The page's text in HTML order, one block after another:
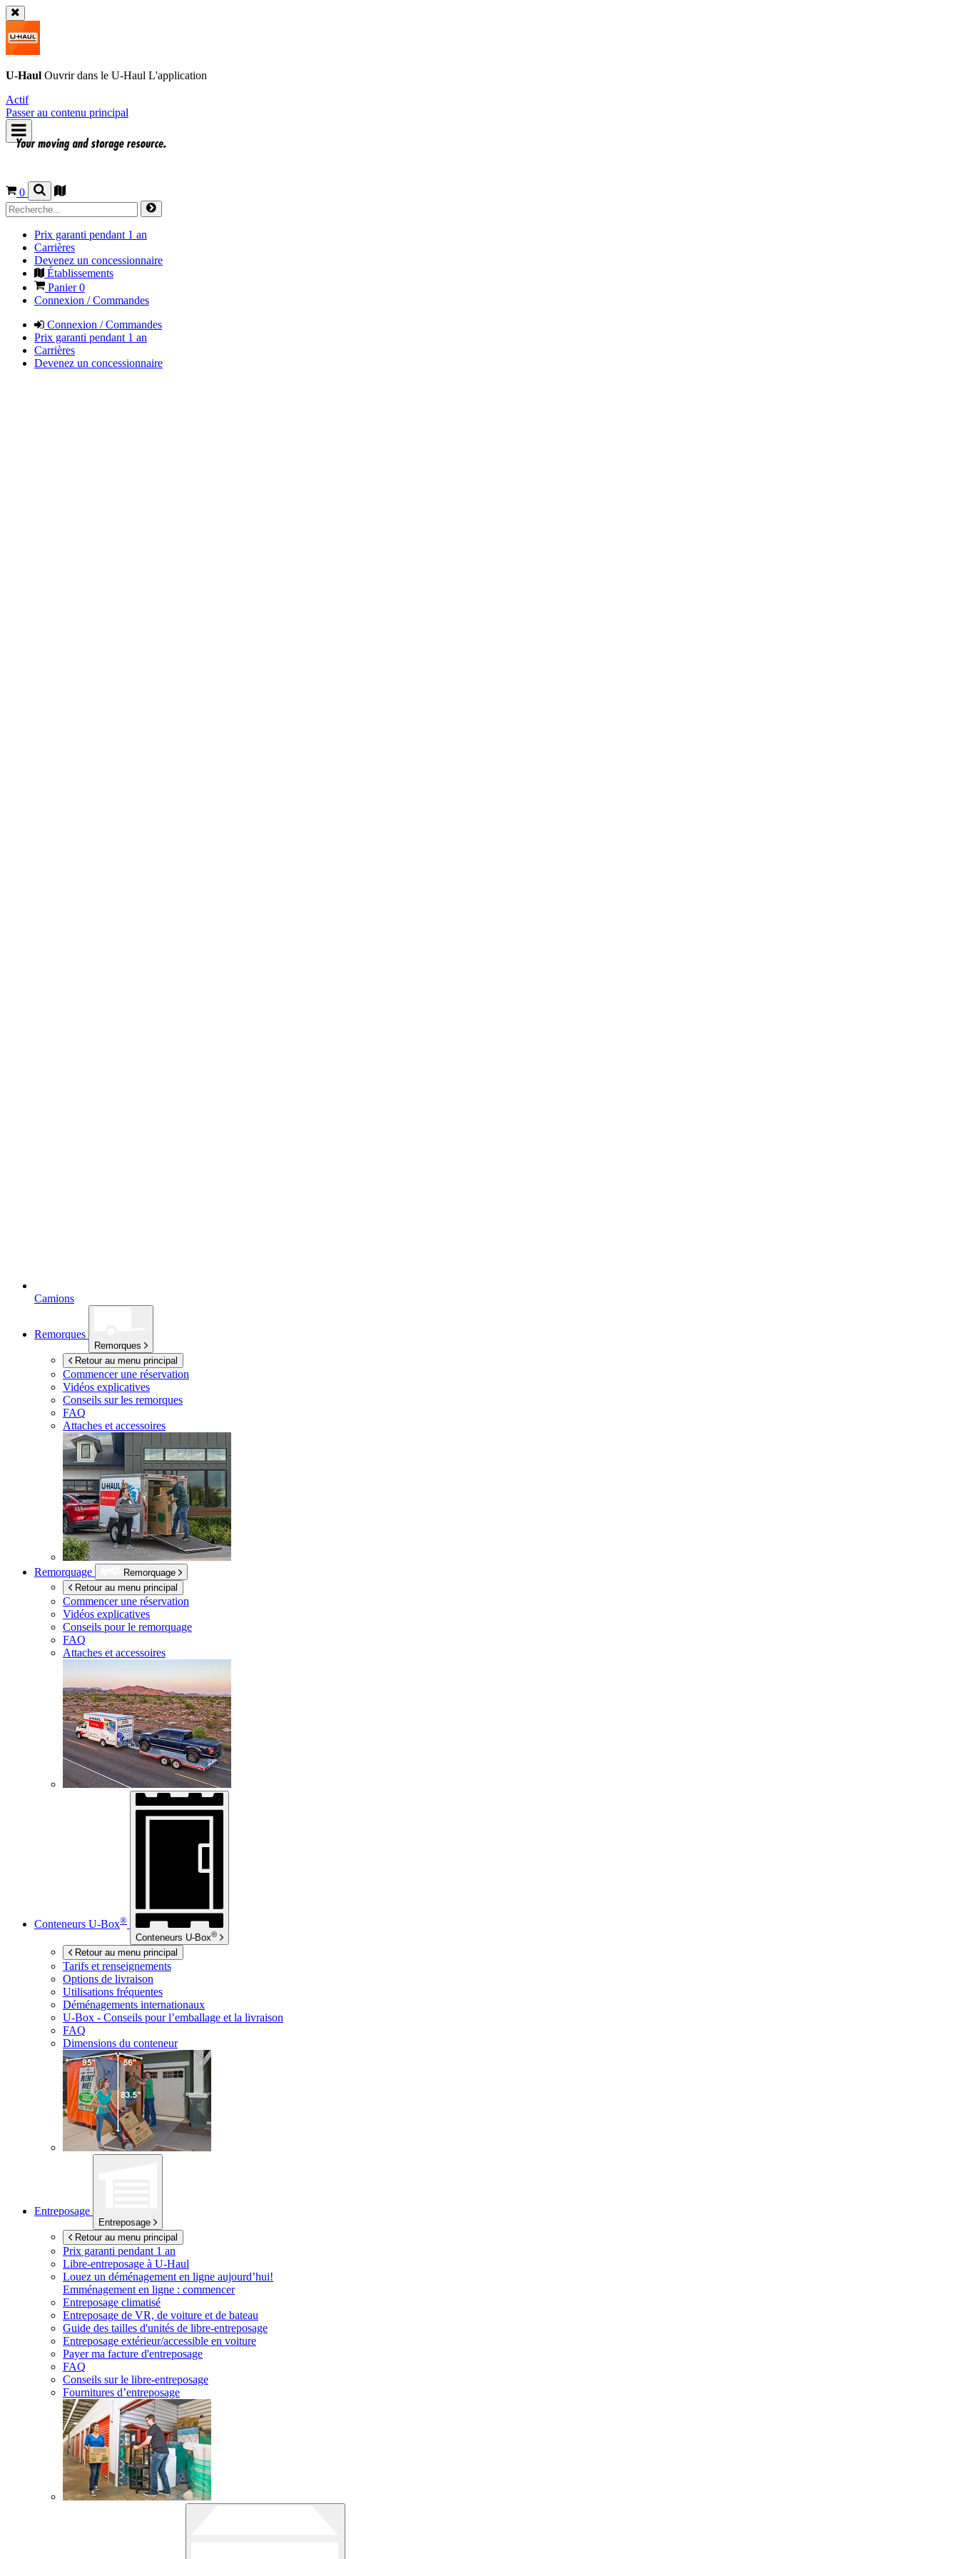
U-Haul Ouvrir dans le U-Haul L'application
Actif
Passer au contenu principal
0
Prix garanti pendant 1 an
Carrières
Devenez un concessionnaire
Établissements
Panier0
Connexion / Commandes
Connexion / Commandes
Prix garanti pendant 1 an
Carrières
Devenez un concessionnaire
Camions
Remorques
Remorques
Retour au menu principal
Commencer une réservation
Vidéos explicatives
Conseils sur les remorques
FAQ
Attaches et accessoires
Remorquage
Remorquage
Retour au menu principal
Commencer une réservation
Vidéos explicatives
Conseils pour le remorquage
FAQ
Attaches et accessoires
Conteneurs U-Box®
Conteneurs U-Box®
Retour au menu principal
Tarifs et renseignements
Options de livraison
Utilisations fréquentes
Déménagements internationaux
U-Box - Conseils pour l’emballage et la livraison
FAQ
Dimensions du conteneur
Entreposage
Entreposage
Retour au menu principal
Prix garanti pendant 1 an
Libre-entreposage à U-Haul
Louez un déménagement en ligne aujourd’hui!
Emménagement en ligne : commencer
Entreposage climatisé
Entreposage de VR, de voiture et de bateau
Guide des tailles d'unités de libre-entreposage
Entreposage extérieur/accessible en voiture
Payer ma facture d'entreposage
FAQ
Conseils sur le libre-entreposage
Fournitures d’entreposage